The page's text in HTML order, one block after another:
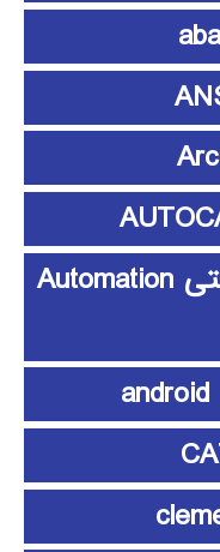
آموزش اتوماسیون صنعتی Automation